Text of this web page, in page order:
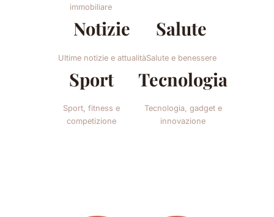
immobiliare
Notizie
Ultime notizie e attualità
Salute
Salute e benessere
Sport
Sport, fitness e
competizione
Tecnologia
Tecnologia, gadget e
innovazione